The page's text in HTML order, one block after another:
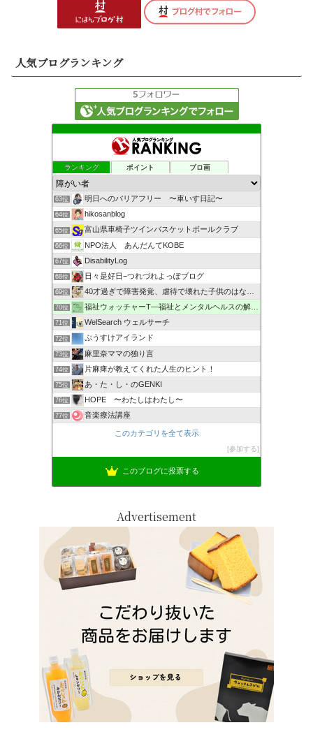
人気ブログランキング
ランキング ポイント ブロ画
63位 明日へのバリアフリー 〜車いす日記〜
64位 hikosanblog
65位 富山県車椅子ツインバスケットボールクラブ
66位 NPO法人 あんだんてKOBE
67位 DisabilityLog
68位 日々是好日−つれづれよっぽブログ
69位 40才過ぎで障害発覚、虐待で壊れた子供のはなし。
70位 福祉ウォッチャーT―福祉とメンタルヘルスの解説・研究ブログ
71位 WelSearch ウェルサーチ
72位 ぷうすけアイランド
73位 麻里奈ママの独り言
74位 片麻痺が教えてくれた人生のヒント！
75位 あ・た・し・のGENKI
76位 HOPE 〜わたしはわたし〜
77位 音楽療法講座
このカテゴリを全て表示
参加する
このブログに投票する
Advertisement